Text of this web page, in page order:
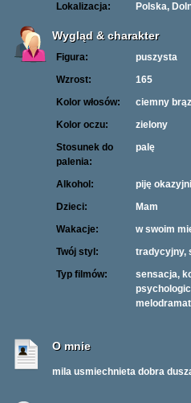
Lokalizacja:
Polska,
Wygląd & charakter
Figura:
puszysta
Wzrost:
165
Kolor włosów:
ciemny brąz
Kolor oczu:
zielony
Stosunek do
palenia:
palę
Alkohol:
piję
Dzieci:
Mam
Wakacje:
w swoim
Twój styl:
tradycyjny,
Typ filmów:
sensacja,
O mnie
mila usmiechnieta dobra